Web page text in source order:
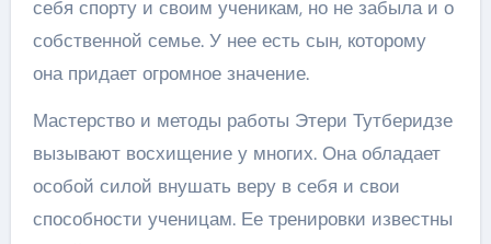
себя спорту и своим ученикам, но не забыла и о
собственной семье. У нее есть сын, которому
она придает огромное значение.
Мастерство и методы работы Этери Тутберидзе
вызывают восхищение у многих. Она обладает
особой силой внушать веру в себя и свои
способности ученицам. Ее тренировки известны